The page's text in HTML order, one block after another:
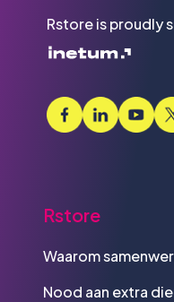
Rstore is proudly
Rstore
Waarom
Nood aan extra